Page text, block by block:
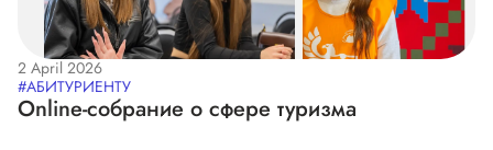
2 April 2026
#АБИТУРИЕНТУ
Online-собрание о сфере туризма